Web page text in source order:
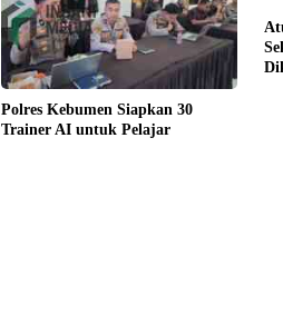
Polres Kebumen Siapkan 30
Trainer AI untuk Pelajar